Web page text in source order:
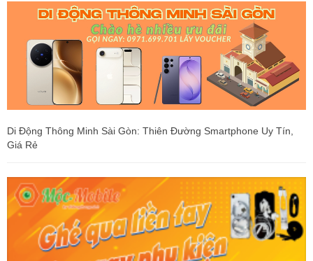
Di Động Thông Minh Sài Gòn: Thiên Đường Smartphone Uy Tín,
Giá Rẻ